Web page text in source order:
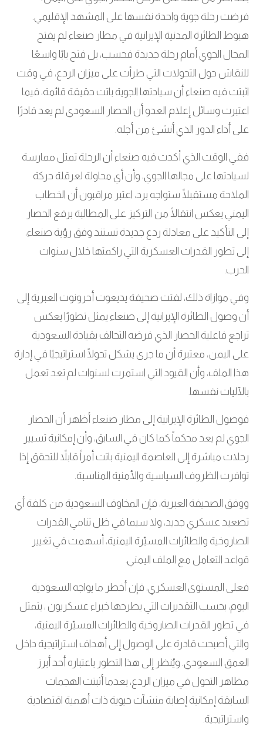
فرضت رحلة جوية واحدة نفسها على المشهد الإقليمي.
هبوط الطائرة المدنية الإيرانية في مطار صنعاء لم يفتح
المجال الجوي أمام رحلة جديدة فحسب، بل فتح بابًا واسعًا
للنقاش حول التحولات التي طرأت على ميزان الردع، في وقت
اثبتت فيه صنعاء أن سيادتها الجوية باتت حقيقة قائمة، فيما
اعتبرت وسائل إعلام العدو أن الحصار السعودي لم يعد قادرًا
على أداء الدور الذي أنشئ من أجله.
ففي الوقت الذي أكدت فيه صنعاء أن الرحلة تمثل ممارسة
لسيادتها على مجالها الجوي، وأن أي محاولة لعرقلة حركة
الملاحة مستقبلًا ستواجه برد، اعتبر مراقبون أن الخطاب
اليمني يعكس انتقالًا من التركيز على المطالبة برفع الحصار
إلى التأكيد على معادلة ردع جديدة تستند وفق رؤية صنعاء،
إلى تطور القدرات العسكرية التي راكمتها خلال سنوات
الحرب
وفي موازاة ذلك، لفتت صحيفة يديعوت أحرونوت العبرية إلى
أن وصول الطائرة الإيرانية إلى صنعاء يمثل تطورًا يعكس
تراجع فاعلية الحصار الذي فرضه التحالف بقيادة السعودية
على اليمن، معتبرة أن ما جرى يشكل تحولًا استراتيجيًا في إدارة
هذا الملف، وأن القيود التي استمرت لسنوات لم تعد تعمل
بالآليات نفسها
فوصول الطائرة الإيرانية إلى مطار صنعاء أظهر أن الحصار
الجوي لم يعد محكماً كما كان في السابق، وأن إمكانية تسيير
رحلات مباشرة إلى العاصمة اليمنية باتت أمراً قابلاً للتحقق إذا
توافرت الظروف السياسية والأمنية المناسبة.
ووفق الصحيفة العبرية، فإن المخاوف السعودية من كلفة أي
تصعيد عسكري جديد، ولا سيما في ظل تنامي القدرات
الصاروخية والطائرات المسيّرة اليمنية، أسهمت في تغيير
قواعد التعامل مع الملف اليمني
فعلى المستوى العسكري، فإن أخطر ما يواجه السعودية
اليوم، بحسب التقديرات التي يطرحها خبراء عسكريون ، يتمثل
في تطور القدرات الصاروخية والطائرات المسيّرة اليمنية،
والتي أصبحت قادرة على الوصول إلى أهداف استراتيجية داخل
العمق السعودي. ويُنظر إلى هذا التطور باعتباره أحد أبرز
مظاهر التحول في ميزان الردع، بعدما أثبتت الهجمات
السابقة إمكانية إصابة منشآت حيوية ذات أهمية اقتصادية
واستراتيجية